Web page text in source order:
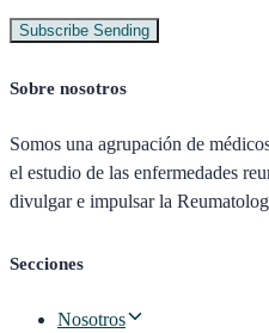
Subscribe Sending
Sobre nosotros
Somos una agrupación de
el estudio de las enfermedades
divulgar e impulsar la
Secciones
Nosotros